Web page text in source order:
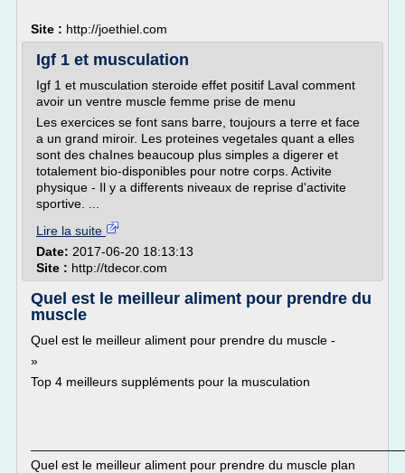
Site : http://joethiel.com
Igf 1 et musculation
Igf 1 et musculation steroide effet positif Laval comment
avoir un ventre muscle femme prise de menu
Les exercices se font sans barre, toujours a terre et face
a un grand miroir. Les proteines vegetales quant a elles
sont des chaInes beaucoup plus simples a digerer et
totalement bio-disponibles pour notre corps. Activite
physique - Il y a differents niveaux de reprise d'activite
sportive. ...
Lire la suite
Date: 2017-06-20 18:13:13
Site : http://tdecor.com
Quel est le meilleur aliment pour prendre du
muscle
Quel est le meilleur aliment pour prendre du muscle -
»
Top 4 meilleurs suppléments pour la musculation
Quel est le meilleur aliment pour prendre du muscle plan